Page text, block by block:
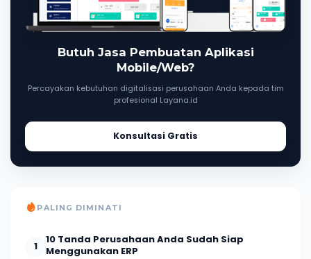
Butuh Jasa Pembuatan Aplikasi
Mobile/Web?
Percayakan kebutuhan digitalisasi perusahaan Anda kepada tim
profesional Layana.id
Konsultasi Gratis
PALING DIMINATI
1
10 Tanda Perusahaan Anda Sudah Siap
Menggunakan ERP